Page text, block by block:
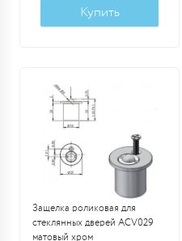
Купить
Защелка роликовая для
стеклянных дверей ACV029
матовый хром